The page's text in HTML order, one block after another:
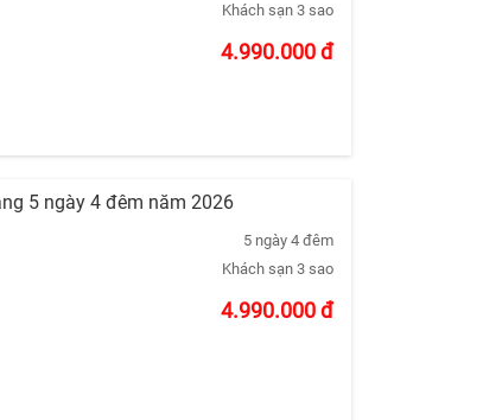
Khách sạn 3 sao
4.990.000đ
5 ngày 4 đêm năm 2026
5 ngày 4 đêm
Khách sạn 3 sao
4.990.000đ